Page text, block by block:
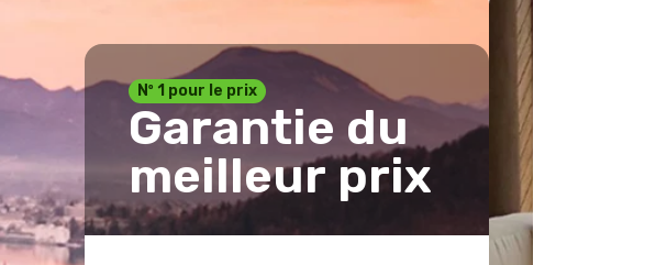
Nº 1 pour le prix
Garantie du
meilleur prix